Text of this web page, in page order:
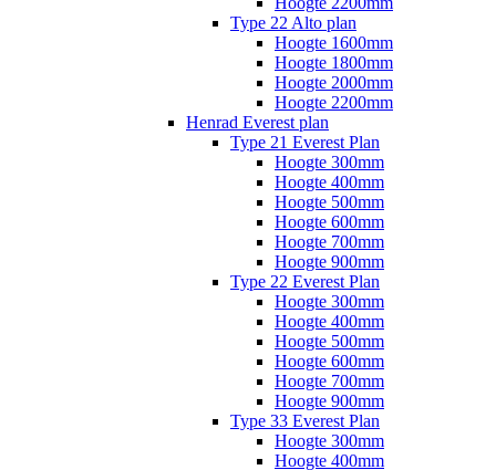
Type 22 Alto plan
Hoogte 1600mm
Hoogte 1800mm
Hoogte 2000mm
Hoogte 2200mm
Henrad Everest plan
Type 21 Everest Plan
Hoogte 300mm
Hoogte 400mm
Hoogte 500mm
Hoogte 600mm
Hoogte 700mm
Hoogte 900mm
Type 22 Everest Plan
Hoogte 300mm
Hoogte 400mm
Hoogte 500mm
Hoogte 600mm
Hoogte 700mm
Hoogte 900mm
Type 33 Everest Plan
Hoogte 300mm
Hoogte 400mm